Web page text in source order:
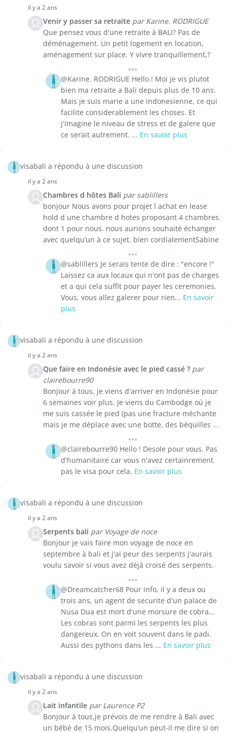
il y a 2 ans
Venir y passer sa retraite par Karine. RODRIGUE
Que pensez vous d'une retraite à BALI? Pas de
déménagement. Un petit logement en location,
aménagement sur place. Y vivre tranquillement,?
@Karine. RODRIGUE Hello ! Moi je vis plutot
bien ma retraite a Bali depuis plus de 10 ans.
Mais je suis marie a une indonesienne, ce qui
facilite considerablement les choses. Et
j'imagine le niveau de stress et de galere que
ce serait autrement. ... En savoir plus
visabali a répondu à une discussion
il y a 2 ans
Chambres d hôtes Bali par sablillers
bonjour Nous avons pour projet l achat en lease
hold d une chambre d hotes proposant 4 chambres
dont 1 pour nous. nous aurions souhaité échanger
avec quelqu’un à ce sujet. bien cordialementSabine
@sablillers Je serais tente de dire : "encore !"
Laissez ca aux locaux qui n'ont pas de charges
et a qui cela suffit pour payer les ceremonies.
Vous, vous allez galerer pour rien... En savoir
plus
visabali a répondu à une discussion
il y a 2 ans
Que faire en Indonésie avec le pied cassé ? par
clairebourre90
Bonjour à tous, je viens d'arriver en Indonésie pour
6 semaines voir plus. Je viens du Cambodge où je
me suis cassée le pied (pas une fracture méchante
mais je me déplace avec une botte, des béquilles ...
@clairebourre90 Hello ! Desole pour vous. Pas
d'humanitaire car vous n'avez certainrement
pas le visa pour cela. En savoir plus
visabali a répondu à une discussion
il y a 2 ans
Serpents bali par Voyage de noce
Bonjour je vais faire mon voyage de noce en
septembre à bali et j'ai peur des serpents j'aurais
voulu savoir si vous avez déjà croisé des serpents.
@Dreamcatcher68 Pour info, il y a deux ou
trois ans, un agent de securite d'un palace de
Nusa Dua est mort d'une morsure de cobra...
Les cobras sont parmi les serpents les plus
dangereux. On en voit souvent dans le padi.
Aussi des pythons dans les ... En savoir plus
visabali a répondu à une discussion
il y a 2 ans
Lait infantile par Laurence P2
Bonjour à tous,je prévois de me rendre à Bali avec
un bébé de 15 mois.Quelqu’un peut-il me dire si on